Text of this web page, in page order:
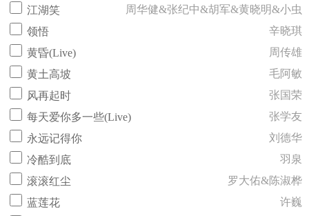
江湖笑
周华健&张纪中&胡军&黄晓明&小虫
领悟
辛晓琪
黄昏(Live)
周传雄
黄土高坡
毛阿敏
风再起时
张国荣
每天爱你多一些(Live)
张学友
永远记得你
刘德华
冷酷到底
羽泉
滚滚红尘
罗大佑&陈淑桦
蓝莲花
许巍